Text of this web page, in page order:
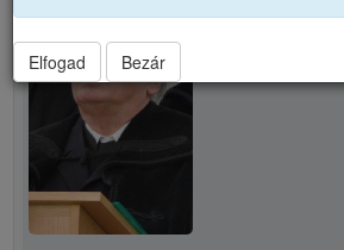
Elfogad Bezár